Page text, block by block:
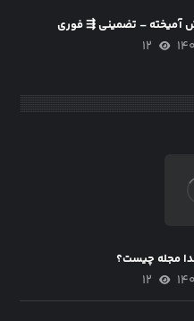
آمیخته – تضمینی ⇶ فوری
۱۲
مجله چیست؟
۱۲